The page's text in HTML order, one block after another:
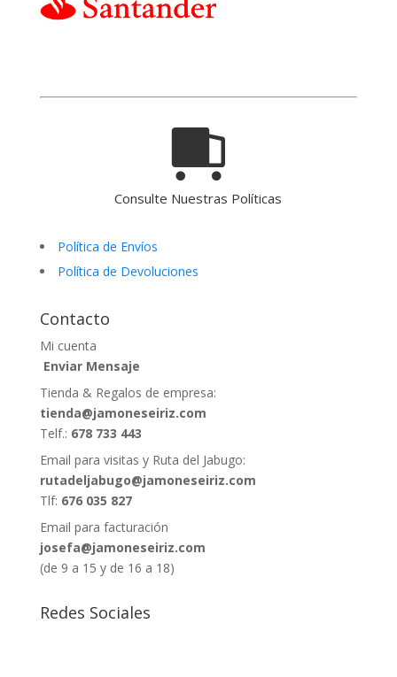
Consulte Nuestras Políticas
Política de Envíos
Política de Devoluciones
Contacto
Mi cuenta
Enviar Mensaje
Tienda & Regalos de empresa:
tienda@jamoneseiriz.com
Telf.: 678 733 443
Email para visitas y Ruta del Jabugo:
rutadeljabugo@jamoneseiriz.com
Tlf: 676 035 827
Email para facturación
josefa@jamoneseiriz.com
(de 9 a 15 y de 16 a 18)
Redes Sociales